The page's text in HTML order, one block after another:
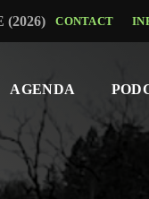
(2026) CONTACT
AGENDA